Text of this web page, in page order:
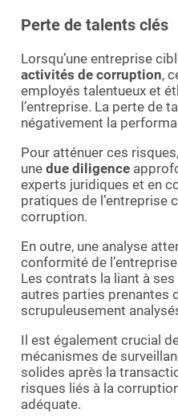
Perte de talents clés
Lorsqu’une entreprise
activités de corruption,
employés talentueux et
l’entreprise. La perte de
négativement la
Pour atténuer ces
une due diligence
experts juridiques et en
pratiques de l’entreprise
corruption.
En outre, une analyse
conformité de
Les contrats la liant à
autres parties prenantes
scrupuleusement
Il est également crucial
mécanismes de
solides après la
risques liés à la
adéquate.